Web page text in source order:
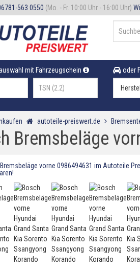
563 0550 (Mo. - Fr. 10:00 Uhr - 16:00 Uhr)
mit Fahrzeugschein oder
autoteile-preiswert.de
Bremsbeläge